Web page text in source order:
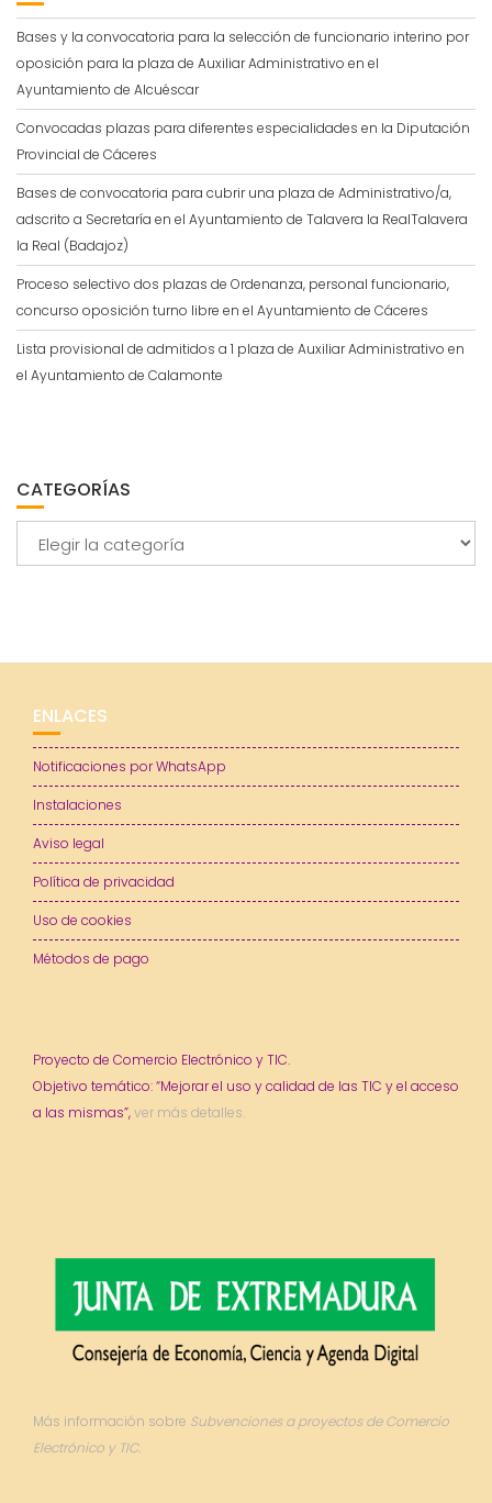
Bases y la convocatoria para la selección de funcionario interino por
oposición para la plaza de Auxiliar Administrativo en el
Ayuntamiento de Alcuéscar
Convocadas plazas para diferentes especialidades en la Diputación
Provincial de Cáceres
Bases de convocatoria para cubrir una plaza de Administrativo/a,
adscrito a Secretaría en el Ayuntamiento de Talavera la RealTalavera
la Real (Badajoz)
Proceso selectivo dos plazas de Ordenanza, personal funcionario,
concurso oposición turno libre en el Ayuntamiento de Cáceres
Lista provisional de admitidos a 1 plaza de Auxiliar Administrativo en
el Ayuntamiento de Calamonte
CATEGORÍAS
ENLACES
Notificaciones por WhatsApp
Instalaciones
Aviso legal
Política de privacidad
Uso de cookies
Métodos de pago
Proyecto de Comercio Electrónico y TIC.
Objetivo temático: “Mejorar el uso y calidad de las TIC y el acceso
a las mismas”,ver más detalles.
Más información sobre Subvenciones a proyectos de Comercio
Electrónico y TIC.